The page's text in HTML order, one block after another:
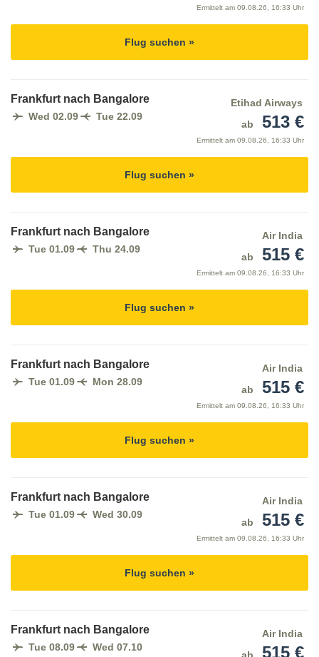
Ermittelt am 09.08.26, 16:33 Uhr
Flug suchen »
Frankfurt nach Bangalore
Wed 02.09 Tue 22.09
Etihad Airways
ab
513 €
Ermittelt am 09.08.26, 16:33 Uhr
Flug suchen »
Frankfurt nach Bangalore
Tue 01.09 Thu 24.09
Air India
ab
515 €
Ermittelt am 09.08.26, 16:33 Uhr
Flug suchen »
Frankfurt nach Bangalore
Tue 01.09 Mon 28.09
Air India
ab
515 €
Ermittelt am 09.08.26, 16:33 Uhr
Flug suchen »
Frankfurt nach Bangalore
Tue 01.09 Wed 30.09
Air India
ab
515 €
Ermittelt am 09.08.26, 16:33 Uhr
Flug suchen »
Frankfurt nach Bangalore
Tue 08.09 Wed 07.10
Air India
515 €